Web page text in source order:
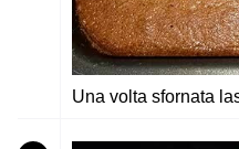
Una volta sfornata